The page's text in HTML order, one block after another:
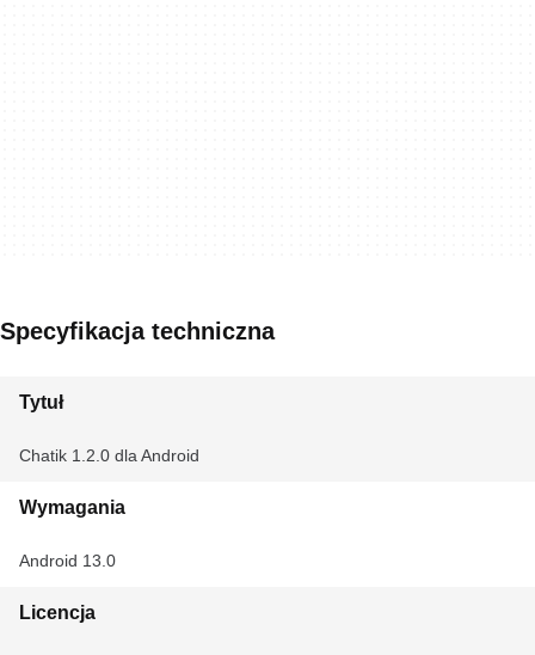
Specyfikacja techniczna
Tytuł
Chatik 1.2.0 dla Android
Wymagania
Android 13.0
Licencja